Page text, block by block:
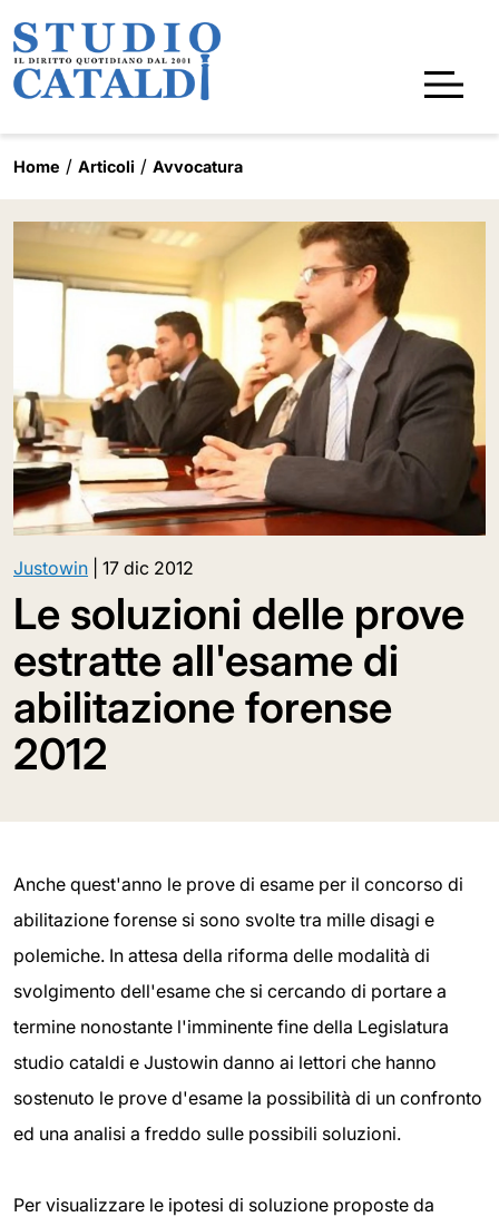
Home Articoli Avvocatura
Justowin 17 dic 2012
Le soluzioni delle prove
estratte all'esame di
abilitazione forense
2012
Anche quest'anno le prove di esame per il concorso di
abilitazione forense si sono svolte tra mille disagi e
polemiche. In attesa della riforma delle modalità di
svolgimento dell'esame che si cercando di portare a
termine nonostante l'imminente fine della Legislatura
studio cataldi e Justowin danno ai lettori che hanno
sostenuto le prove d'esame la possibilità di un confronto
ed una analisi a freddo sulle possibili soluzioni.
Per visualizzare le ipotesi di soluzione proposte da